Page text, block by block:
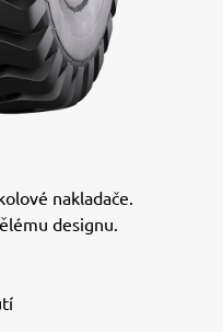
nakladače.
designu.